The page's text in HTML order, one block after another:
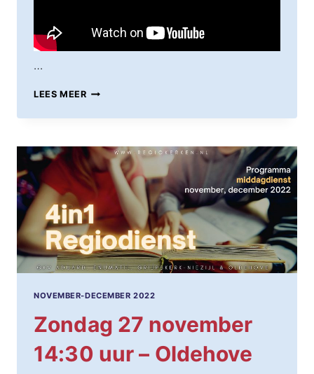
…
LEES MEERZONDAG
DECEMBER
UUR
–
GRIJPSKERK-
NIEZIJL
NOVEMBER-DECEMBER 2022
Zondag 27 november
14:30 uur – Oldehove